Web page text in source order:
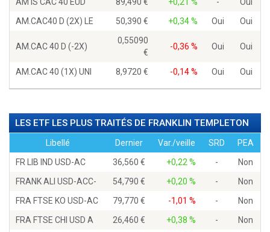
AM.CAC40 D (2X) LE
50,390 +0,34 % Oui Oui
AM.CAC 40 D (-2X)
0,55090
-0,36 % Oui Oui
AM.CAC 40 (1X) UNI 8,9720 -0,14 % Oui Oui
LES ETF LES PLUS TRAITÉS DE FRANKLIN TEMPLETON
Libellé Dernier Var./veille SRD
PEA
FR LIB IND USD-AC
36,560 +0,22 % -
Non
FRANK ALI USD-ACC-
54,790 +0,20 % -
Non
FRA FTSE KO USD-AC
79,770 -1,01 % -
Non
FRA FTSE CHI USD A
26,460 +0,38 % -
Non